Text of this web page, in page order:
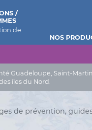
Guadeloupe, Saint-
îles du Nord.
/
NOS
de prévention,